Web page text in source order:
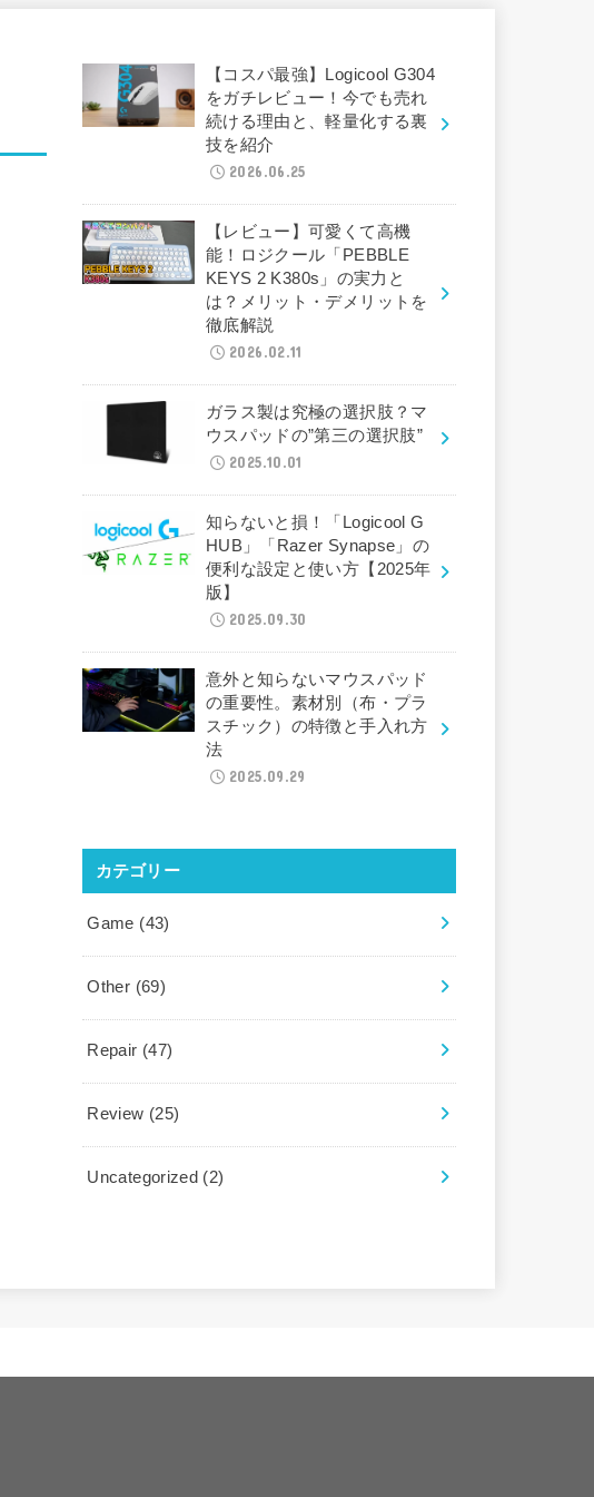
【コスパ最強】Logicool G304
をガチレビュー！今でも売れ
続ける理由と、軽量化する裏
技を紹介
2026.06.25
【レビュー】可愛くて高機
能！ロジクール「PEBBLE
KEYS 2 K380s」の実力と
は？メリット・デメリットを
徹底解説
2026.02.11
ガラス製は究極の選択肢？マ
ウスパッドの”第三の選択肢”
2025.10.01
知らないと損！「Logicool G
HUB」「Razer Synapse」の
便利な設定と使い方【2025年
版】
2025.09.30
意外と知らないマウスパッド
の重要性。素材別（布・プラ
スチック）の特徴と手入れ方
法
2025.09.29
カテゴリー
Game (43)
Other (69)
Repair (47)
Review (25)
Uncategorized (2)